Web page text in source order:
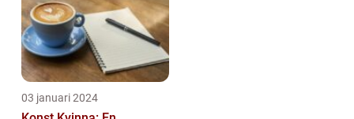
03 januari 2024